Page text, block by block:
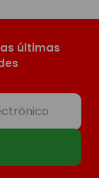
últimas